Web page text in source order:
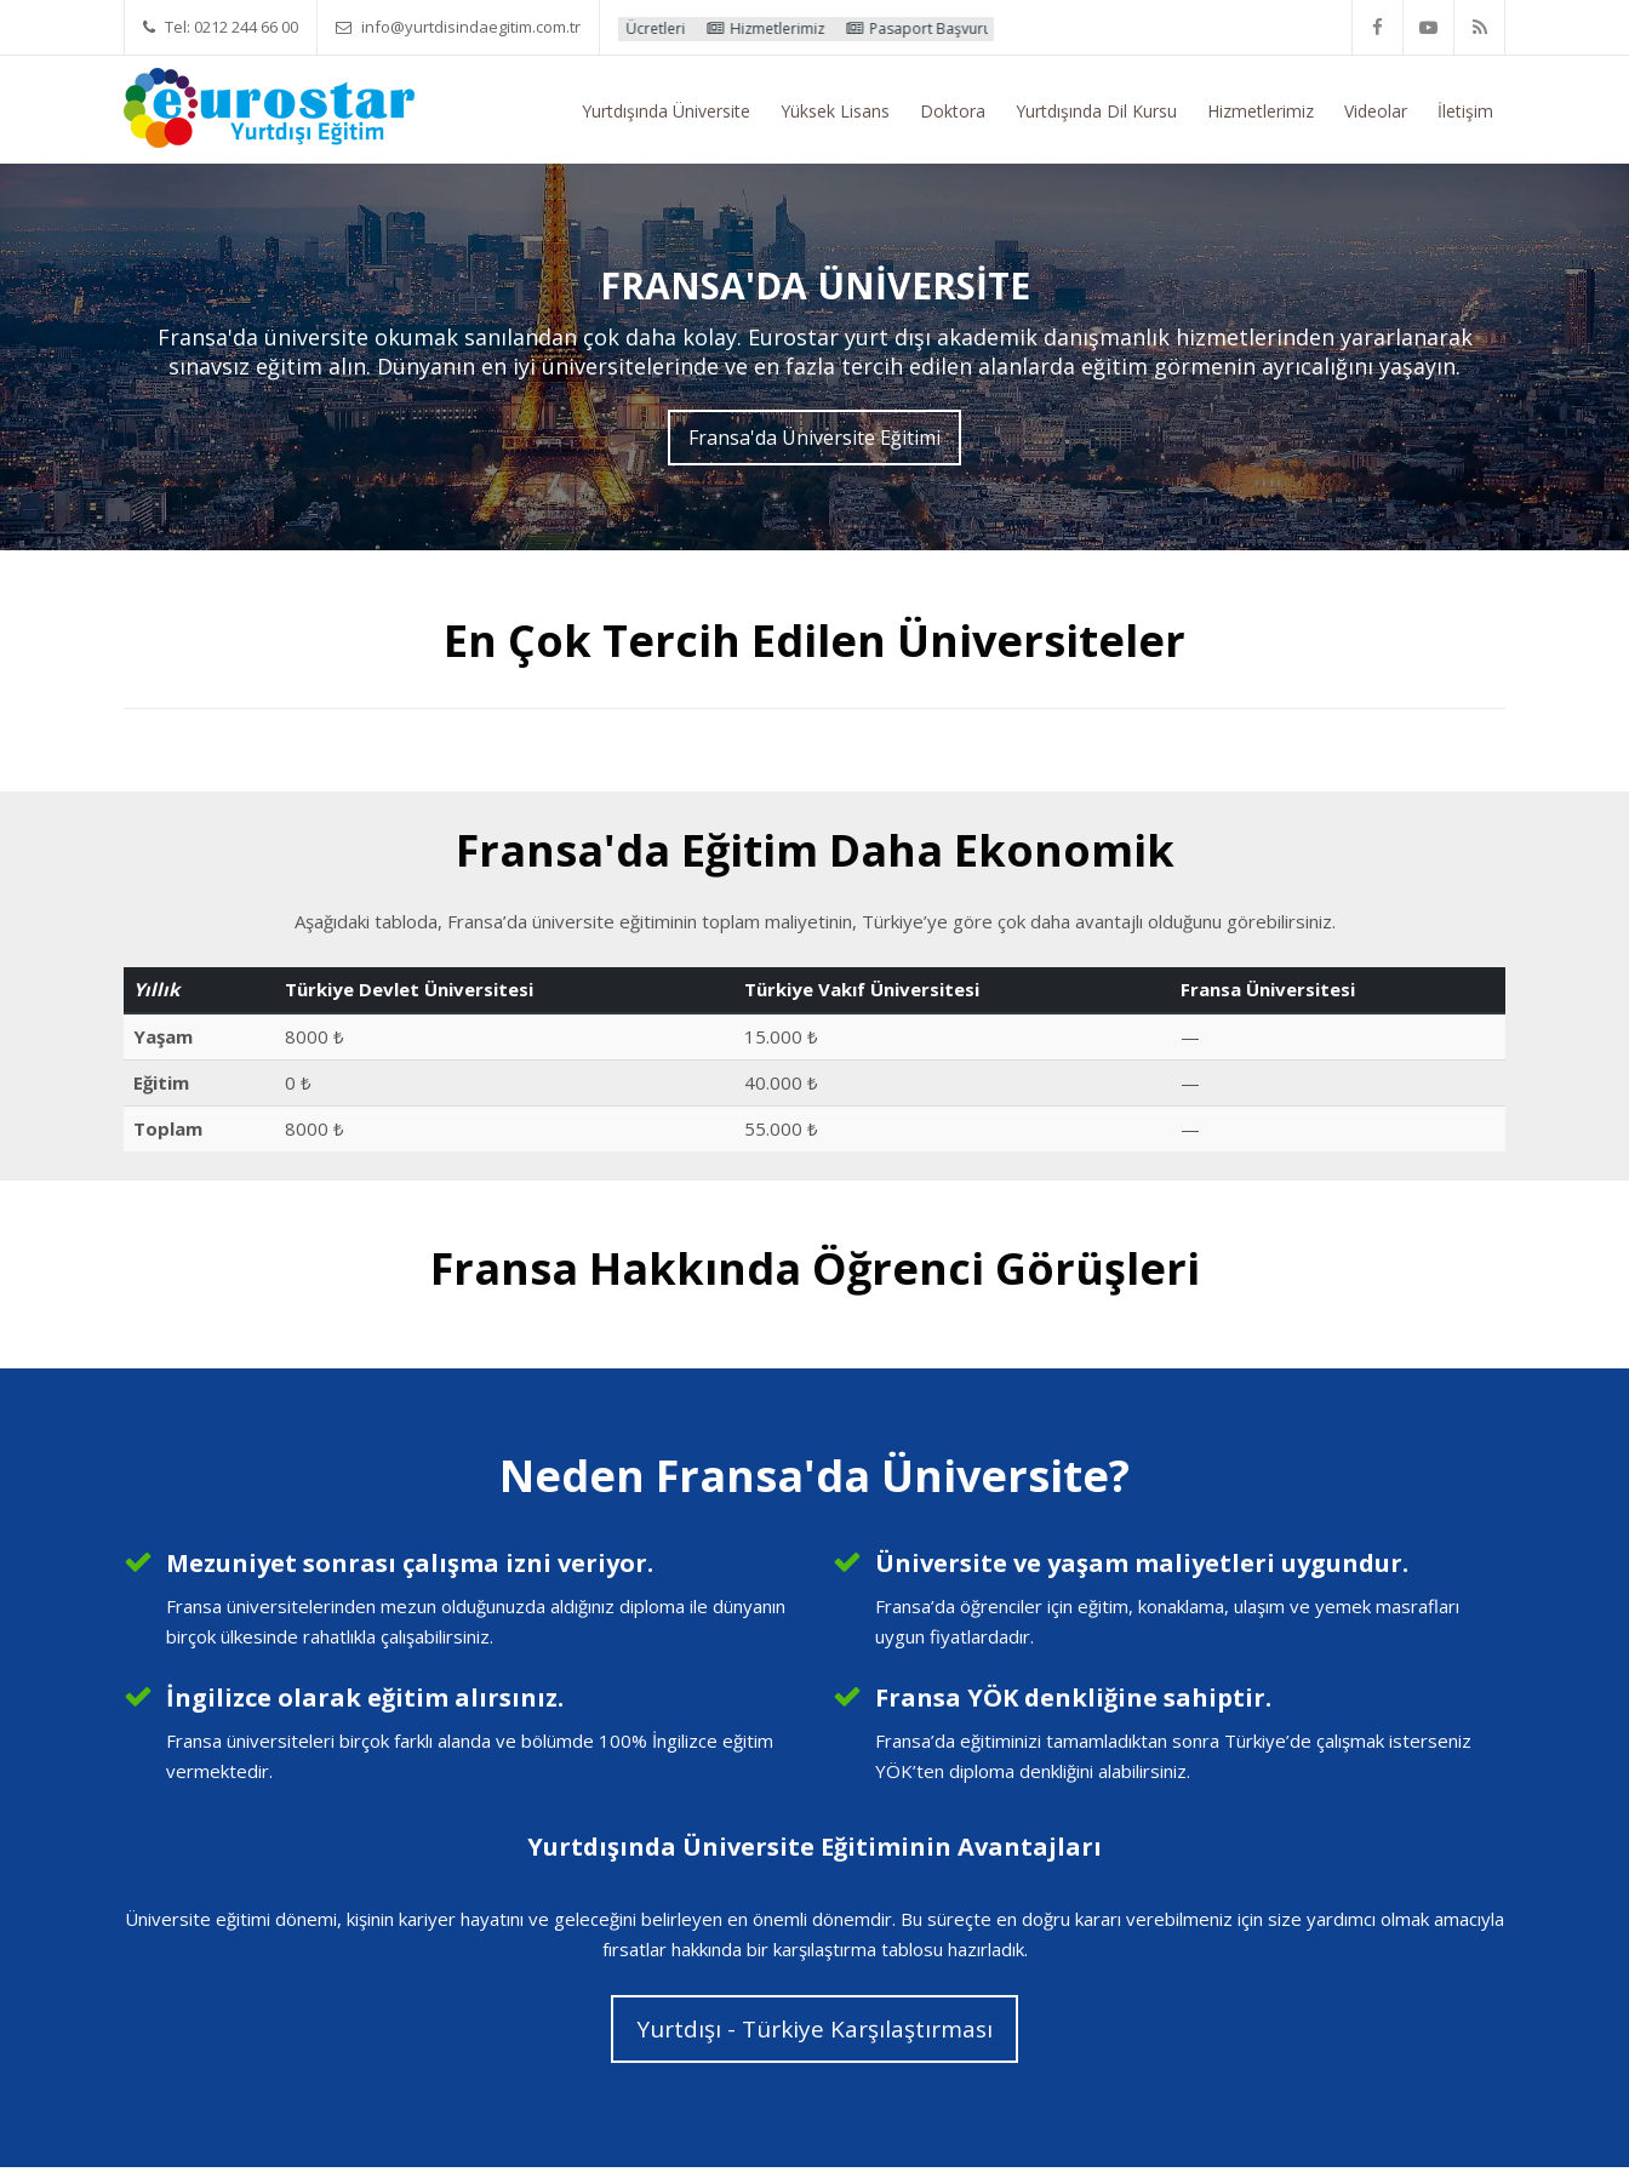
Tel: 0212 244 66 00 info@yurtdisindaegitim.com.tr
Yök Denkliği Önemli Eğitim Ücretleri Hizmetlerimiz Pasaport Başvuru İşlemleri Yurtdışı Eğitim Konusunda Genel Bilgi Talep Ediyorum
Yurtdışında Üniversite Yüksek Lisans Doktora Yurtdışında Dil Kursu Hizmetlerimiz Videolar İletişim
FRANSA'DA ÜNIVERSITE
Fransa'da üniversite okumak sanılandan çok daha kolay. Eurostar yurt dışı akademik danışmanlık hizmetlerinden yararlanarak
sınavsız eğitim alın. Dünyanın en iyi üniversitelerinde ve en fazla tercih edilen alanlarda eğitim görmenin ayrıcalığını yaşayın.
Fransa'da Üniversite Eğitimi
En Çok Tercih Edilen Üniversiteler
Fransa'da Eğitim Daha Ekonomik
Aşağıdaki tabloda, Fransa’da üniversite eğitiminin toplam maliyetinin, Türkiye’ye göre çok daha avantajlı olduğunu görebilirsiniz.
Yıllık Türkiye Devlet Üniversitesi Türkiye Vakıf Üniversitesi
Fransa Üniversitesi
Yaşam
8000 ₺ 15.000 ₺
—
Eğitim
0 ₺ 40.000 ₺
—
Toplam
8000 ₺ 55.000 ₺ —
Fransa Hakkında Öğrenci Görüşleri
Neden Fransa'da Üniversite?
Mezuniyet sonrası çalışma izni veriyor.
Fransa üniversitelerinden mezun olduğunuzda aldığınız diploma ile dünyanın
birçok ülkesinde rahatlıkla çalışabilirsiniz.
Üniversite ve yaşam maliyetleri uygundur.
Fransa’da öğrenciler için eğitim, konaklama, ulaşım ve yemek masrafları
uygun fiyatlardadır.
İngilizce olarak eğitim alırsınız.
Fransa üniversiteleri birçok farklı alanda ve bölümde 100% İngilizce eğitim
vermektedir.
Fransa YÖK denkliğine sahiptir.
Fransa’da eğitiminizi tamamladıktan sonra Türkiye’de çalışmak isterseniz
YÖK’ten diploma denkliğini alabilirsiniz.
Yurtdışında Üniversite Eğitiminin Avantajları
Üniversite eğitimi dönemi, kişinin kariyer hayatını ve geleceğini belirleyen en önemli dönemdir. Bu süreçte en doğru kararı verebilmeniz için size yardımcı olmak amacıyla
fırsatlar hakkında bir karşılaştırma tablosu hazırladık.
Yurtdışı - Türkiye Karşılaştırması